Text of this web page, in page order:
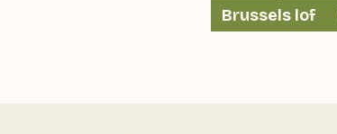
Brussels lof